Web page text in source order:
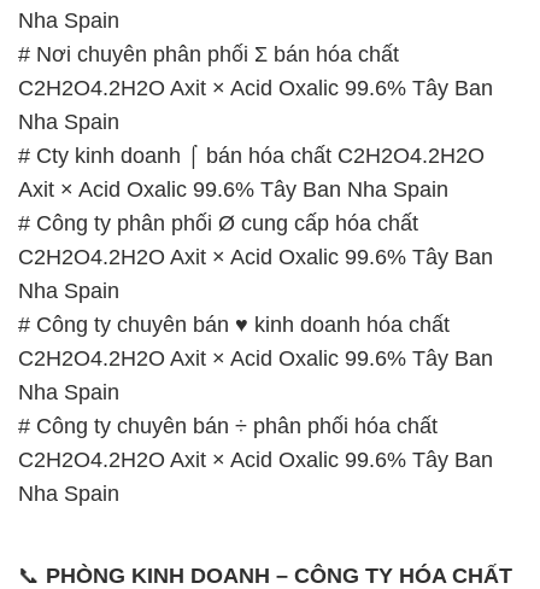
Nha Spain
# Nơi chuyên phân phối Σ bán hóa chất
C2H2O4.2H2O Axit × Acid Oxalic 99.6% Tây Ban
Nha Spain
# Cty kinh doanh ⌠ bán hóa chất C2H2O4.2H2O
Axit × Acid Oxalic 99.6% Tây Ban Nha Spain
# Công ty phân phối Ø cung cấp hóa chất
C2H2O4.2H2O Axit × Acid Oxalic 99.6% Tây Ban
Nha Spain
# Công ty chuyên bán ♥ kinh doanh hóa chất
C2H2O4.2H2O Axit × Acid Oxalic 99.6% Tây Ban
Nha Spain
# Công ty chuyên bán ÷ phân phối hóa chất
C2H2O4.2H2O Axit × Acid Oxalic 99.6% Tây Ban
Nha Spain
📞 PHÒNG KINH DOANH – CÔNG TY HÓA CHẤT